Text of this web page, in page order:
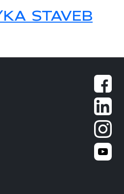
STAVEB
LinkedIn
Instagram
YouTube